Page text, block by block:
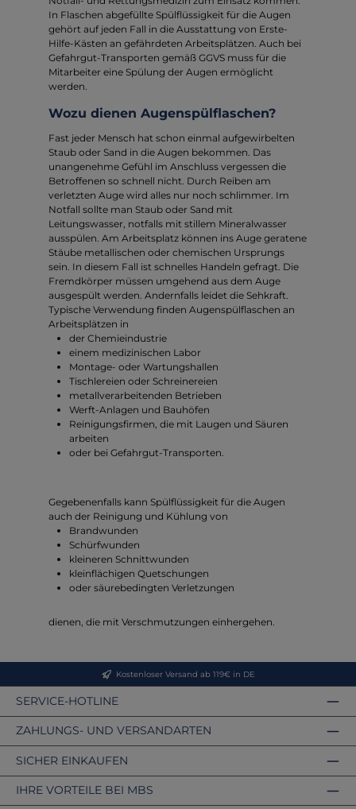
In Flaschen abgefüllte Spülflüssigkeit für die Augen
gehört auf jeden Fall in die Ausstattung von Erste-
Hilfe-Kästen an gefährdeten Arbeitsplätzen. Auch bei
Gefahrgut-Transporten gemäß GGVS muss für die
Mitarbeiter eine Spülung der Augen ermöglicht
werden.
Wozu dienen Augenspülflaschen?
Fast jeder Mensch hat schon einmal aufgewirbelten
Staub oder Sand in die Augen bekommen. Das
unangenehme Gefühl im Anschluss vergessen die
Betroffenen so schnell nicht. Durch Reiben am
verletzten Auge wird alles nur noch schlimmer. Im
Notfall sollte man Staub oder Sand mit
Leitungswasser, notfalls mit stillem Mineralwasser
ausspülen. Am Arbeitsplatz können ins Auge geratene
Stäube metallischen oder chemischen Ursprungs
sein. In diesem Fall ist schnelles Handeln gefragt. Die
Fremdkörper müssen umgehend aus dem Auge
ausgespült werden. Andernfalls leidet die Sehkraft.
Typische Verwendung finden Augenspülflaschen an
Arbeitsplätzen in
der Chemieindustrie
einem medizinischen Labor
Montage- oder Wartungshallen
Tischlereien oder Schreinereien
metallverarbeitenden Betrieben
Werft-Anlagen und Bauhöfen
Reinigungsfirmen, die mit Laugen und Säuren
arbeiten
oder bei Gefahrgut-Transporten.
Gegebenenfalls kann Spülflüssigkeit für die Augen
auch der Reinigung und Kühlung von
Brandwunden
Schürfwunden
kleineren Schnittwunden
kleinflächigen Quetschungen
oder säurebedingten Verletzungen
dienen, die mit Verschmutzungen einhergehen.
Kostenloser Versand ab 119€ in DE
SERVICE-HOTLINE
ZAHLUNGS- UND VERSANDARTEN
SICHER EINKAUFEN
IHRE VORTEILE BEI MBS